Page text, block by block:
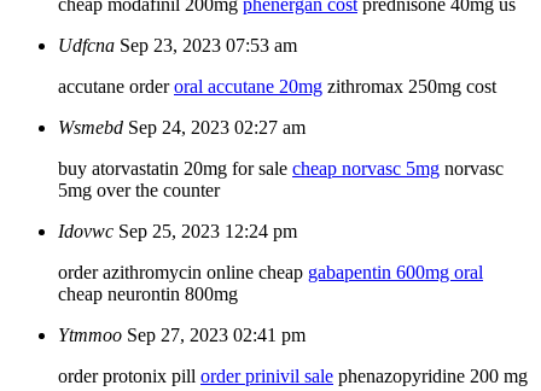
cheap modafinil 200mg phenergan cost prednisone 40mg us
Udfcna Sep 23, 2023 07:53 am
accutane orderoral accutane 20mg zithromax 250mg cost
Wsmebd Sep 24, 2023 02:27 am
buy atorvastatin 20mg for sale cheap norvasc 5mg norvasc
5mg over the counter
Idovwc Sep 25, 2023 12:24 pm
order azithromycin online cheap gabapentin 600mg oral
cheap neurontin 800mg
Ytmmoo Sep 27, 2023 02:41 pm
order protonix pill order prinivil sale phenazopyridine 200 mg